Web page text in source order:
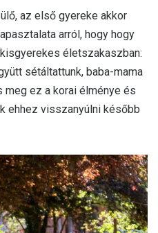
az első gyereke akkor
arról, hogy hogy
életszakaszban:
sétáltattunk, baba-mama
meg ez a korai élménye és
ehhez visszanyúlni később